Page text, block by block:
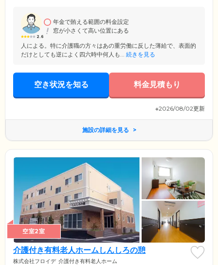
2.6
年金で賄える範囲の料金設定
窓が小さくて高い位置にある
人による。特に介護職の方々はあの重労働に反した薄給で、表面的
だけとしても逆によく四六時中何人も... 続きを見る
空き状況を知る 料金見積もり
※2026/08/02更新
施設の詳細を見る
空室2室
介護付き有料老人ホームしんしろの憩
株式会社フロイデ 介護付き有料老人ホーム